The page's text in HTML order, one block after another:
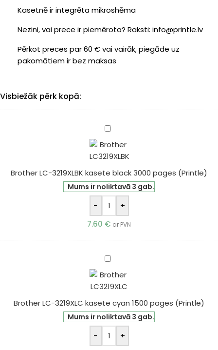
Kasetnē ir integrēta mikroshēma
Nezini, vai prece ir piemērota? Raksti: info@printle.lv
Pērkot preces par 60 € vai vairāk, piegāde uz
pakomātiem ir bez maksas
Visbiežāk pērk kopā:
Brother
LC-
3219XLBK
black
3000
pages
(Printle)
Brother LC-3219XLBK kasete black 3000 pages (Printle)
Mums ir noliktavā 3 gab.
-
+
7.60 € ar PVN
Brother
LC-
3219XLC
cyan
1500
pages
(Printle)
Brother LC-3219XLC kasete cyan 1500 pages (Printle)
Mums ir noliktavā 3 gab.
-
+